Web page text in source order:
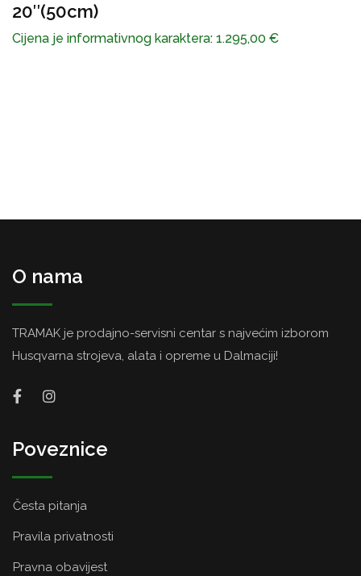
20″(50cm)
Cijena je informativnog karaktera: 1.295,00 €
O nama
TRAMAK je prodajno-servisni centar s najvećim izborom
Husqvarna strojeva, alata i opreme u Dalmaciji!
Poveznice
Česta pitanja
Pravila privatnosti
Pravna obavijest